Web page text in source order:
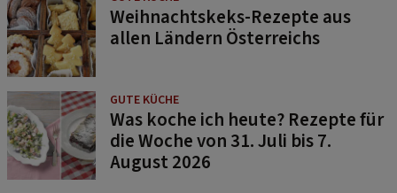
Weihnachtskeks-Rezepte aus
allen Ländern Österreichs
GUTE KÜCHE
Was koche ich heute? Rezepte für
die Woche von 31. Juli bis 7.
August 2026